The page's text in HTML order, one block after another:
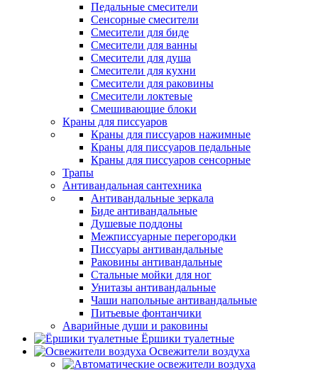
Педальные смесители
Сенсорные смесители
Смесители для биде
Смесители для ванны
Смесители для душа
Смесители для кухни
Смесители для раковины
Смесители локтевые
Смешивающие блоки
Краны для писсуаров
Краны для писсуаров нажимные
Краны для писсуаров педальные
Краны для писсуаров сенсорные
Трапы
Антивандальная сантехника
Антивандальные зеркала
Биде антивандальные
Душевые поддоны
Межписсуарные перегородки
Писсуары антивандальные
Раковины антивандальные
Стальные мойки для ног
Унитазы антивандальные
Чаши напольные антивандальные
Питьевые фонтанчики
Аварийные души и раковины
Ёршики туалетные
Освежители воздуха